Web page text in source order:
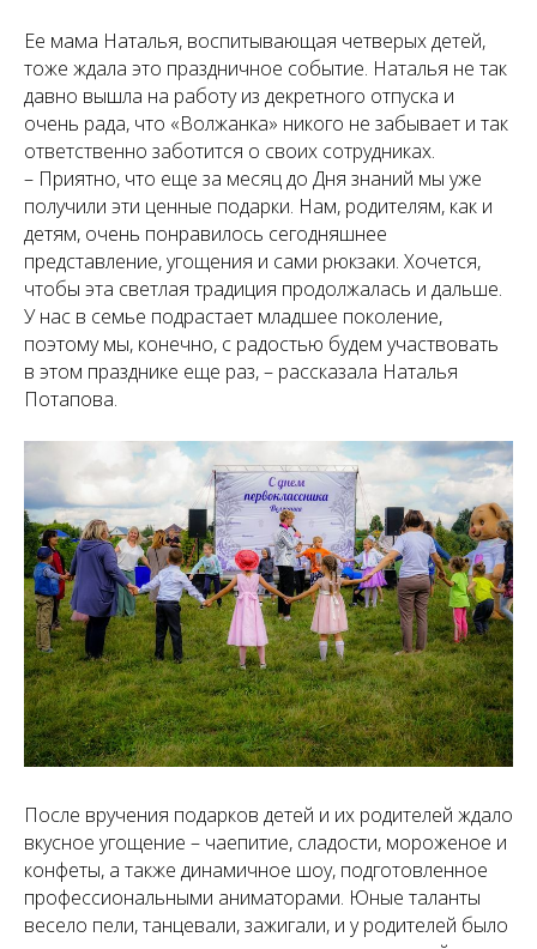
Ее мама Наталья, воспитывающая четверых детей,
тоже ждала это праздничное событие. Наталья не так
давно вышла на работу из декретного отпуска и
очень рада, что «Волжанка» никого не забывает и так
ответственно заботится о своих сотрудниках.
– Приятно, что еще за месяц до Дня знаний мы уже
получили эти ценные подарки. Нам, родителям, как и
детям, очень понравилось сегодняшнее
представление, угощения и сами рюкзаки. Хочется,
чтобы эта светлая традиция продолжалась и дальше.
У нас в семье подрастает младшее поколение,
поэтому мы, конечно, с радостью будем участвовать
в этом празднике еще раз, – рассказала Наталья
Потапова.
После вручения подарков детей и их родителей ждало
вкусное угощение – чаепитие, сладости, мороженое и
конфеты, а также динамичное шоу, подготовленное
профессиональными аниматорами. Юные таланты
весело пели, танцевали, зажигали, и у родителей было